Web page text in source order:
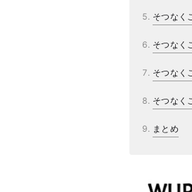
そつなく
そつなく
そつなく
そつなく
まとめ